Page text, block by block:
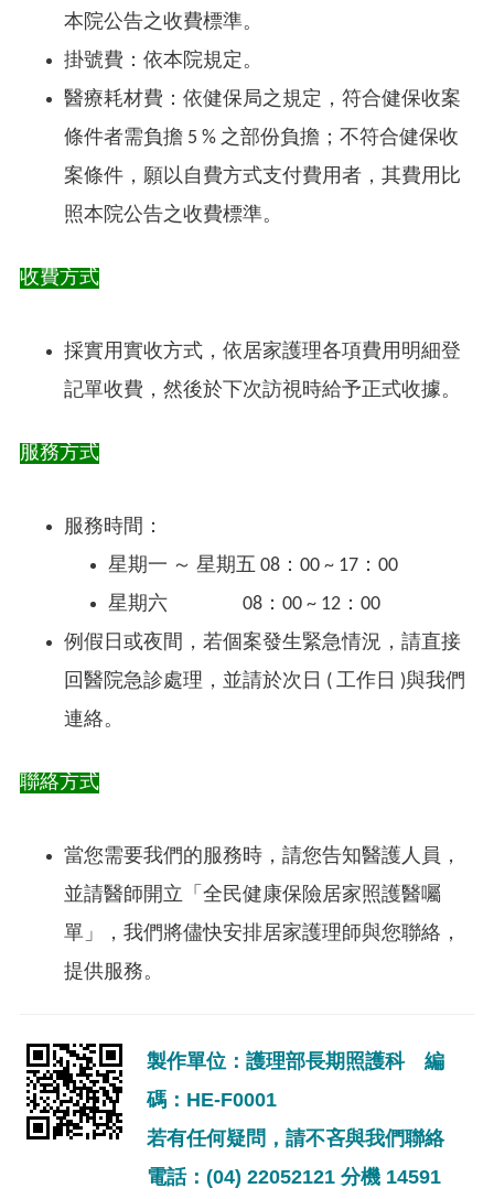
本院公告之收費標準。
掛號費：依本院規定。
醫療耗材費：依健保局之規定，符合健保收案
條件者需負擔 5 % 之部份負擔；不符合健保收
案條件，願以自費方式支付費用者，其費用比
照本院公告之收費標準。
收費方式
採實用實收方式，依居家護理各項費用明細登
記單收費，然後於下次訪視時給予正式收據。
服務方式
服務時間：
星期一 ～ 星期五 08：00 ~ 17：00
星期六 08：00 ~ 12：00
例假日或夜間，若個案發生緊急情況，請直接
回醫院急診處理，並請於次日 ( 工作日 )與我們
連絡。
聯絡方式
當您需要我們的服務時，請您告知醫護人員，
並請醫師開立「全民健康保險居家照護醫囑
單」，我們將儘快安排居家護理師與您聯絡，
提供服務。
製作單位：護理部長期照護科 編
碼：HE-F0001
若有任何疑問，請不吝與我們聯絡
電話：(04) 22052121 分機 14591